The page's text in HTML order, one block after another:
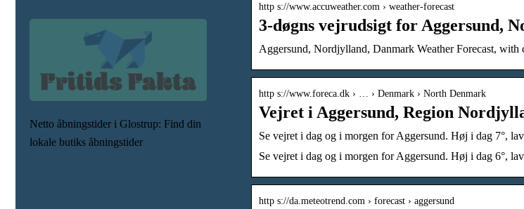
http s://www.accuweather.com › weather-forecast
3-døgns vejrudsigt for Aggersund,
Aggersund, Nordjylland, Danmark Weather Forecast,
http s://www.foreca.dk › … › Denmark › North Denmark
Vejret i Aggersund, Region
Se vejret i dag og i morgen for Aggersund. Høj i dag 7°,
Se vejret i dag og i morgen for Aggersund. Høj i dag 6°,
http s://da.meteotrend.com › forecast › aggersund
Netto åbningstider i Glostrup: Find din
lokale butiks åbningstider